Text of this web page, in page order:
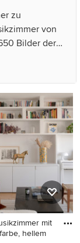
grauem Boden
in Rom
zu
von
Bilder der
SL und 多
in vielen
Sie ein
Sie inspiriert,
oder
Ideen Sie
Entdecken
Ideen
Erfahrung
Einrichten
mit
hellem